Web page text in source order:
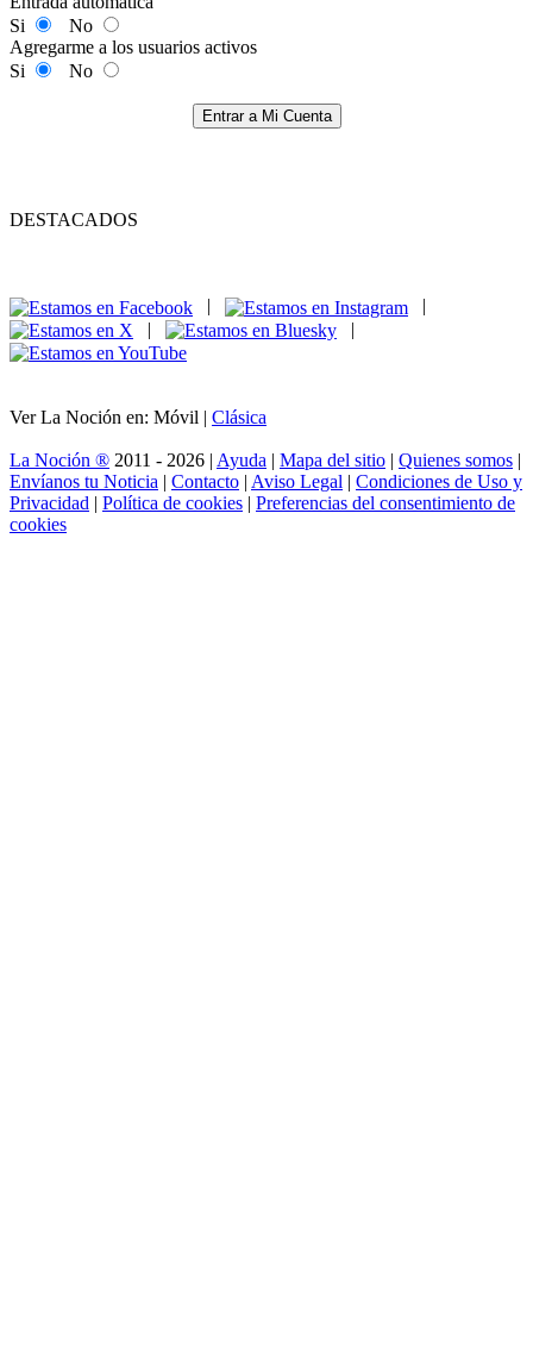
Si
No
Agregarme a los usuarios activos
Si
No
Entrar a Mi Cuenta
DESTACADOS
|
|
Ver La Noción en: Móvil | Clásica
La Noción ® 2011 - 2026 | Ayuda | Mapa del sitio | Quienes somos |
Envíanos tu Noticia | Contacto | Aviso Legal | Condiciones de Uso y
Privacidad | Política de cookies | Preferencias del consentimiento de
cookies